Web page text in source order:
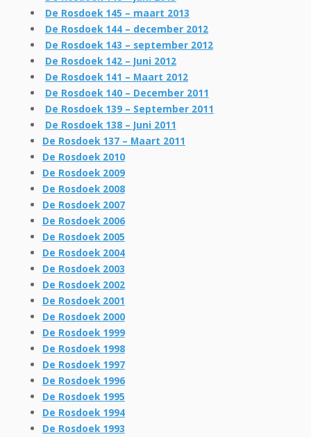
De Rosdoek 145 – maart 2013
De Rosdoek 144 – december 2012
De Rosdoek 143 – september 2012
De Rosdoek 142 – Juni 2012
De Rosdoek 141 – Maart 2012
De Rosdoek 140 – December 2011
De Rosdoek 139 – September 2011
De Rosdoek 138 – Juni 2011
De Rosdoek 137 – Maart 2011
De Rosdoek 2010
De Rosdoek 2009
De Rosdoek 2008
De Rosdoek 2007
De Rosdoek 2006
De Rosdoek 2005
De Rosdoek 2004
De Rosdoek 2003
De Rosdoek 2002
De Rosdoek 2001
De Rosdoek 2000
De Rosdoek 1999
De Rosdoek 1998
De Rosdoek 1997
De Rosdoek 1996
De Rosdoek 1995
De Rosdoek 1994
De Rosdoek 1993